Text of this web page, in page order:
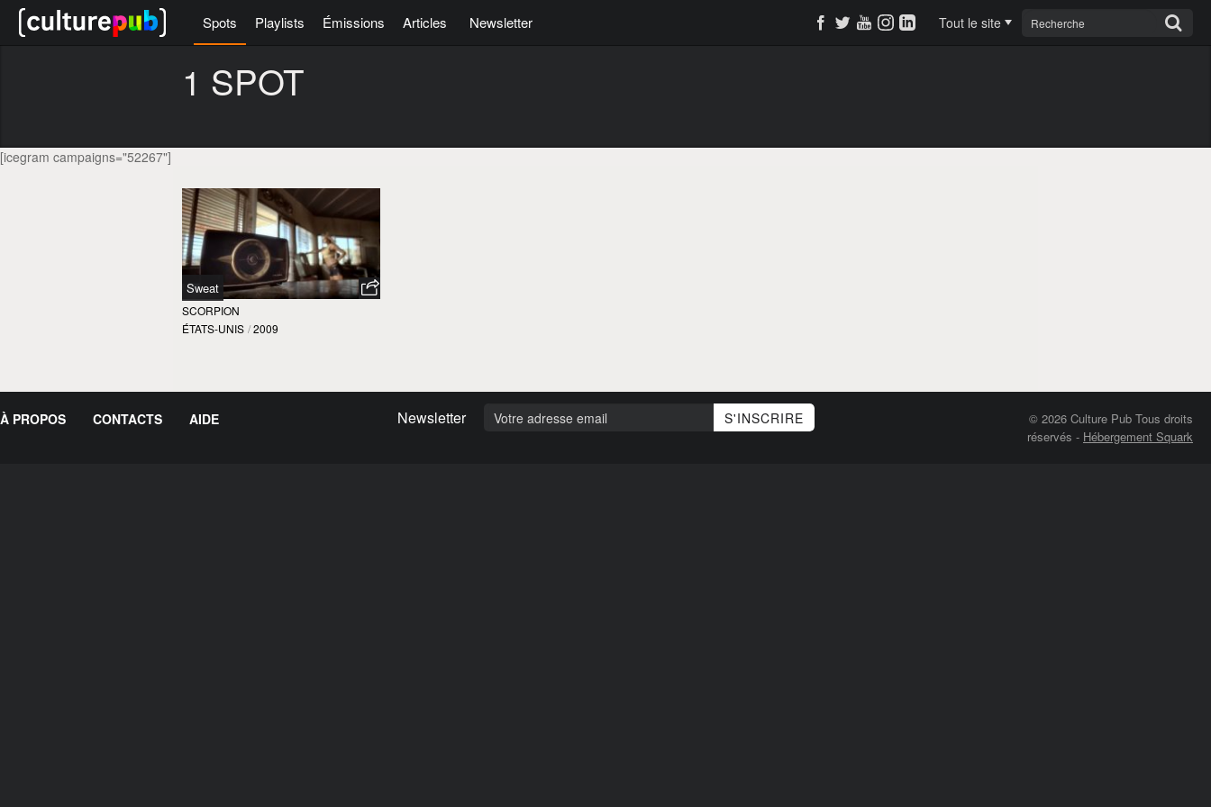
Spots Playlists Émissions Articles Newsletter Tout le site
1 SPOT
[icegram campaigns="52267"]
Sweat
SCORPION
ÉTATS-UNIS / 2009
À PROPOS CONTACTS AIDE Newsletter
© 2026 Culture Pub Tous droits
réservés - Hébergement Squark